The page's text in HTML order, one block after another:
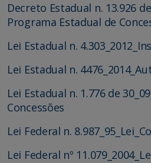
Decreto Estadual n. 13.926
Programa Estadual de
Lei Estadual n.
Lei Estadual n.
Lei Estadual n. 1.776 de
Concessões
Lei Federal n.
Lei Federal nº